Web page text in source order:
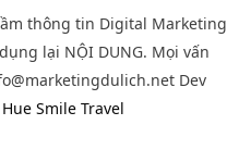
thông tin Digital Marketing
lại NỘI DUNG. Mọi vấn
Dev
Hue Smile Travel